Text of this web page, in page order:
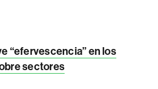
“efervescencia” en los
sectores